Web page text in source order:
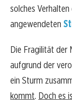
solches
angewendeten
Die Fragilität der
aufgrund der
ein Sturm
kommt. Doch es